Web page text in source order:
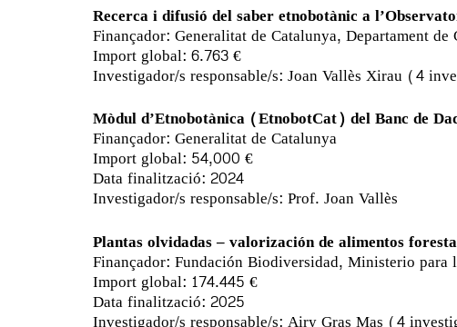
Recerca i difusió del saber etnobotànic a
Finançador: Generalitat de Catalunya, Departament
Import global: 6.763 €
Investigador/s responsable/s: Joan Vallès Xirau (4
Mòdul d’Etnobotànica (EtnobotCat) del Banc de
Finançador: Generalitat de Catalunya
Import global: 54,000 €
Data finalització: 2024
Investigador/s responsable/s: Prof. Joan Vallès
Plantas olvidadas – valorización de alimentos
Finançador: Fundación Biodiversidad, Ministerio
Import global: 174.445 €
Data finalització: 2025